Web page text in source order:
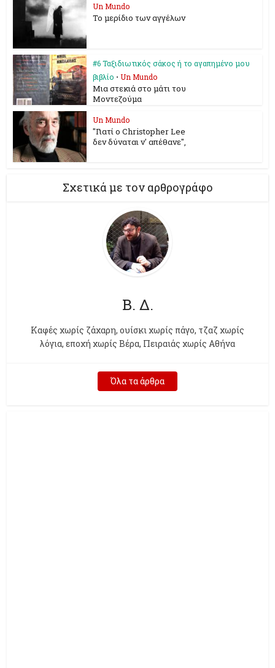
Un Mundo
To μερίδιο των αγγέλων
#6 Ταξιδιωτικός σάκος ή το αγαπημένο μου
βιβλίο • Un Mundo
Mια στεκιά στο μάτι του
Μοντεζούμα
Un Mundo
"Γιατί ο Christopher Lee
δεν δύναται ν' απέθανε",
Σχετικά με τον αρθρογράφο
Β. Δ.
Kαφές χωρίς ζάχαρη, ουίσκι χωρίς πάγο, τζαζ χωρίς
λόγια, εποχή χωρίς Βέρα, Πειραιάς χωρίς Αθήνα
Όλα τα άρθρα